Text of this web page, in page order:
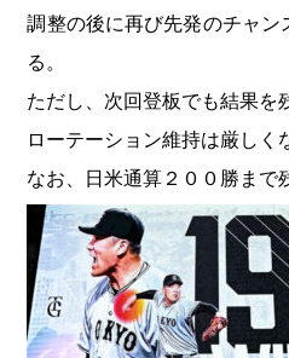
調整の後に再び先発のチャン
る。
ただし、次回登板でも結果を
ローテーション維持は厳しく
なお、日米通算２００勝まで